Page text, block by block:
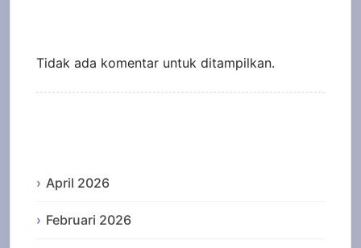
Tidak ada komentar untuk ditampilkan.
April 2026
Februari 2026